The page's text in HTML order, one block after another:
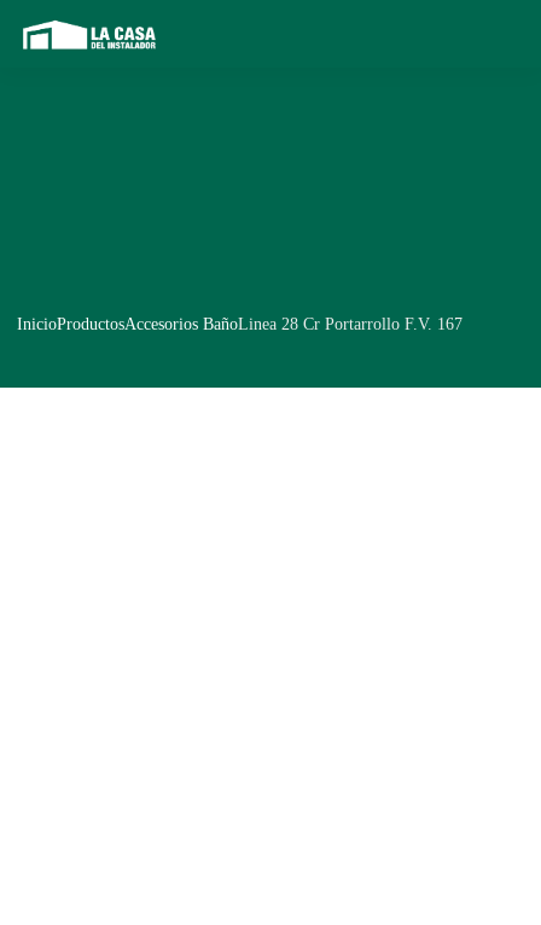
InicioProductosAccesorios BañoLinea 28 Cr Portarrollo F.V. 167